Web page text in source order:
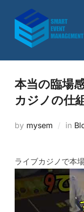
content
本当の臨場
カジノの仕
by mysem in
ライブカジノで本